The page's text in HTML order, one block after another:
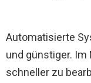
Automatisierte
und günstiger. Im
schneller zu